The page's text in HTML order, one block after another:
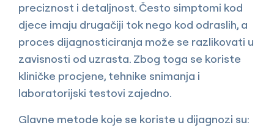
preciznost i detaljnost. Često simptomi kod
djece imaju drugačiji tok nego kod odraslih, a
proces dijagnosticiranja može se razlikovati u
zavisnosti od uzrasta. Zbog toga se koriste
kliničke procjene, tehnike snimanja i
laboratorijski testovi zajedno.
Glavne metode koje se koriste u dijagnozi su: